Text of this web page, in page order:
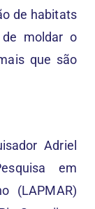
de habitats
moldar o
que são
Adriel
em
(LAPMAR)